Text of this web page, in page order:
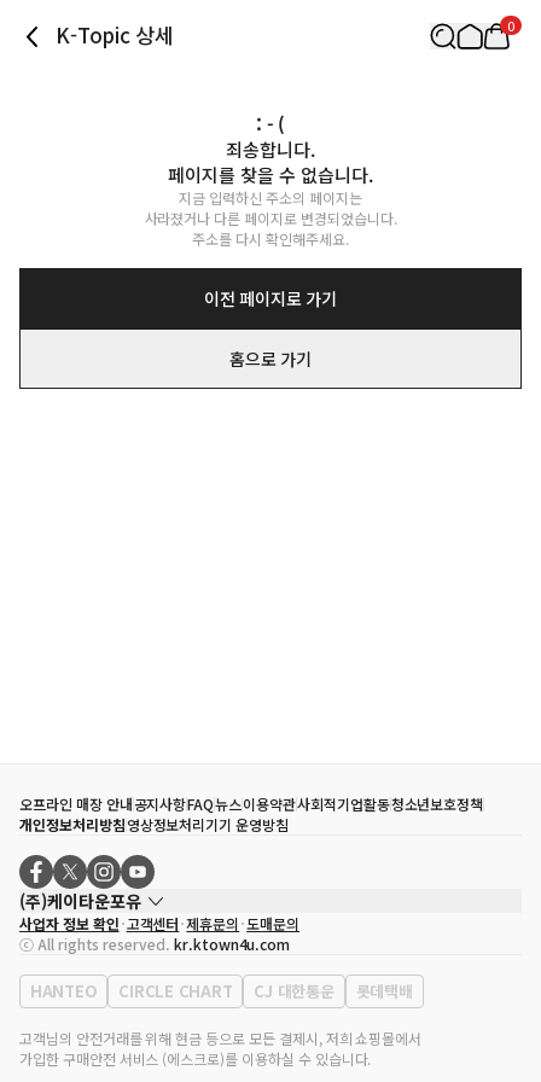
K-Topic 상세 0
: - (
죄송합니다.
페이지를 찾을 수 없습니다.
지금 입력하신 주소의 페이지는
사라졌거나 다른 페이지로 변경되었습니다.
주소를 다시 확인해주세요.
이전 페이지로 가기
홈으로 가기
오프라인 매장 안내공지사항FAQ뉴스이용약관사회적기업활동청소년보호정책
개인정보처리방침영상정보처리기기 운영방침
(주)케이타운포유
대표자
송효민
사업자등록번호
120-87-71116
통신판매업 신고번호 제2011-서울강남-02223
대표전화
02-552-9855
사업자 정보 확인 고객센터 제휴문의 도매문의
ⓒ All rights reserved. kr.ktown4u.com
HANTEO CIRCLE CHART CJ 대한통운 롯데택배
고객님의 안전거래를 위해 현금 등으로 모든 결제시, 저희 쇼핑몰에서
가입한 구매안전 서비스 (에스크로)를 이용하실 수 있습니다.